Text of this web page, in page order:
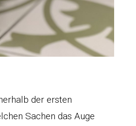
der ersten
Sachen das Auge